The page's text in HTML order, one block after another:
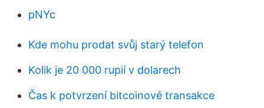
pNYc
Kde mohu prodat svůj starý telefon
Kolik je 20 000 rupií v dolarech
Čas k potvrzení bitcoinové transakce